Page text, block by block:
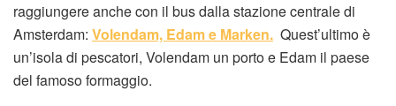
raggiungere anche con il bus dalla stazione centrale di
Amsterdam: Volendam, Edam e Marken. Quest’ultimo è
un’isola di pescatori, Volendam un porto e Edam il paese
del famoso formaggio.